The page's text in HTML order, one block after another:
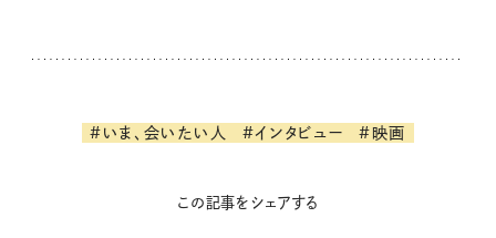
#いま、会いたい人 #インタビュー #映画
この記事をシェアする